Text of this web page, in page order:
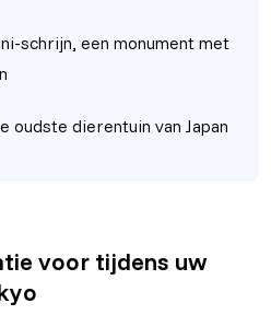
schrijn, een monument met
oudste dierentuin van Japan
voor tijdens uw